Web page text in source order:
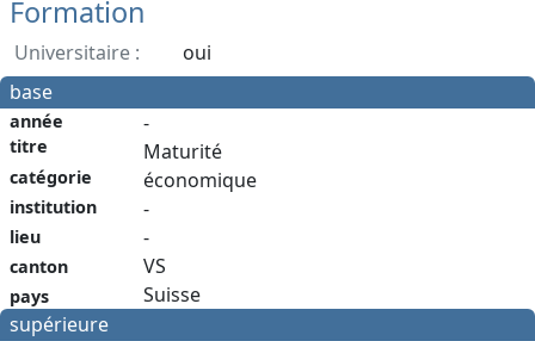
Formation
Universitaire :
oui
base
année
titre
catégorie
institution
lieu
canton
pays
-
Maturité
économique
-
-
VS
Suisse
supérieure